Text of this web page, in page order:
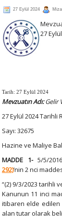
27 Eylül 2024
27
Tarih: 27 Eylül 2024
Mevzuatın Adı:Gelir
27 Eylül 2024 Tarihli
Sayı: 32675
Hazine ve Maliye
MADDE 1-5/5/
292)’nin 2 nci
“(2) 9/3/2023 tarihli
Kanunun 11 inci
itibaren elde edilen
alan tutar olarak